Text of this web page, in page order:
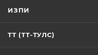
ИЗПИ
ТТ (ТТ-ТУЛС)